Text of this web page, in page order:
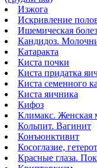
Изжога
Искривление
Ишемическая
Кандидоз.
Катаракта
Киста почки
Киста придатка
Киста семенного
Киста яичника
Кифоз
Климакс. Женская
Кольпит. Вагинит
Конъюнктивит
Косоглазие,
Красные глаза.